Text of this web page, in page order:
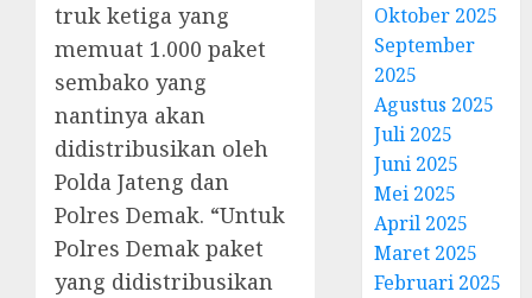
truk ketiga yang
memuat 1.000 paket
sembako yang
nantinya akan
didistribusikan oleh
Polda Jateng dan
Polres Demak. “Untuk
Polres Demak paket
yang didistribusikan
Oktober 2025
September
2025
Agustus 2025
Juli 2025
Juni 2025
Mei 2025
April 2025
Maret 2025
Februari 2025